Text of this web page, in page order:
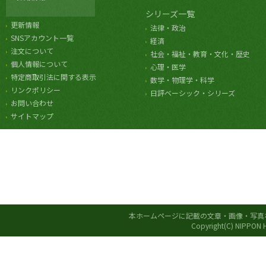
更新情報
SNSアカウント一覧
注文について
個人情報について
特定商取引法に関する表示
リンクポリシー
お問い合わせ
サイトマップ
シリーズ一覧
法律・政治
経済
社会・福祉・教育・文化・歴史
心理・医学
数学・物理学・科学
日評ベーシック・シリーズ
本ホームページに記載の文章・画像・写
Copyright(C) NIPPON